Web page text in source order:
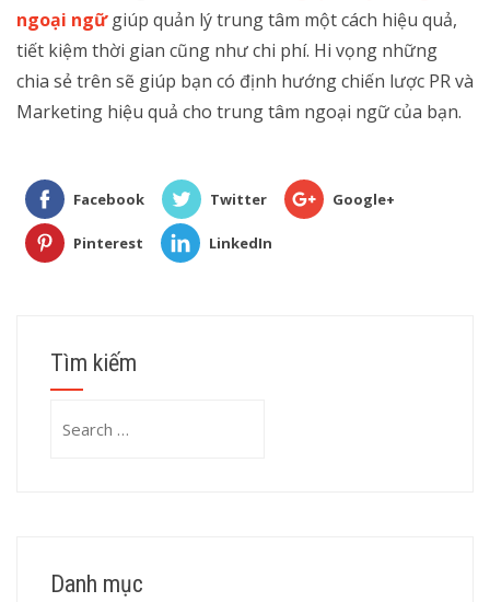
ngoại ngữgiúp quản lý trung tâm một cách hiệu quả,
tiết kiệm thời gian cũng như chi phí. Hi vọng những
chia sẻ trên sẽ giúp bạn có định hướng chiến lược PR và
Marketing hiệu quả cho trung tâm ngoại ngữ của bạn.
Facebook Twitter Google+
Pinterest LinkedIn
Tìm kiếm
for:
Danh mục